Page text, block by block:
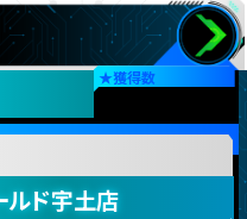
★獲得数
ルド宇土店